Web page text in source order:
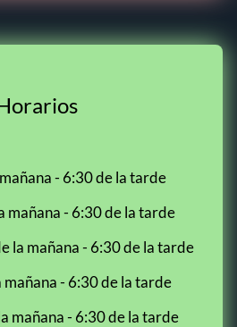
- 6:30 de la tarde
mañana - 6:30 de la tarde
la mañana - 6:30 de la tarde
mañana - 6:30 de la tarde
mañana - 6:30 de la tarde